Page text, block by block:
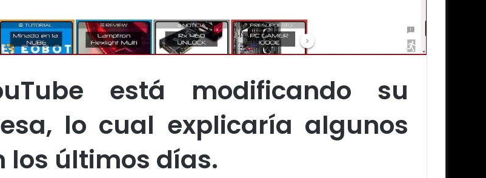
está modificando su
lo cual explicaría algunos
los últimos días.